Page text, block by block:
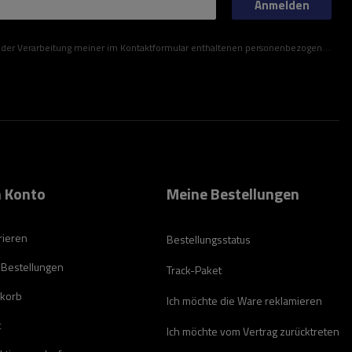
Kontaktformular enthaltenen personenbezogenen Daten gemäß der Verordnung (EU) des Europäischen Parlaments und des Rates zu.
Anmelden
Konto Meine Bestellungen
Bestellungsstatus
Track-Paket
Ich möchte die Ware reklamieren
Ich möchte vom Vertrag zurücktreten